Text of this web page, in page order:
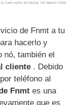
de Fnmt a tu
hacerlo y
nó, también el
cliente . Debido
teléfono al
Fnmt es una
que es